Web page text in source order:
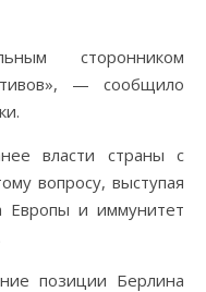
сторонником
— сообщило
власти страны с
вопросу, выступая
Европы и иммунитет
позиции Берлина